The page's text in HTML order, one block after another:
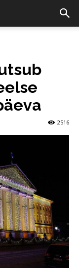
2516